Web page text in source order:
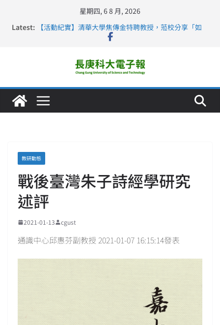
星期四, 6 8 月, 2026
Latest:
長庚科大護理系勇奪2026羅馬尼亞歐洲盃國際發明展雙
金牌暨雙特別獎 AI智慧照護與護理教育創新獲國際肯定
【活動紀實】清華大學焦傳金特聘教授，蒞校分享「如
仁德醫專與長庚科大締結策略聯盟 培育護理尖兵
長庚科大連四年穩居《遠見》醫學大學第5名 辦學實力再
教研動態
戰後臺灣朱子詩經學研究
述評
2021-01-13 cgust
通識中心邱惠芬副教授 2021-01-07 16:15:14發表